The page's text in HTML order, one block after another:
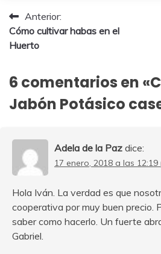
Navegación
de
Anterior:
Cómo cultivar habas en el
Huerto
6 comentarios en «
Jabón Potásico
Adela de la Paz dice:
17 enero, 2018 a las 12:19
Hola Iván. La verdad es que
cooperativa por muy buen precio.
saber como hacerlo. Un fuerte
Gabriel.